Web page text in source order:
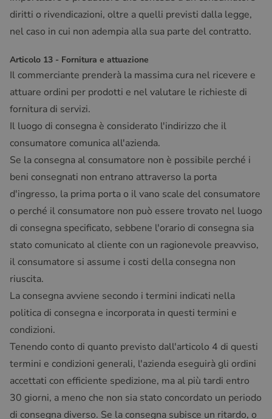
diritti o rivendicazioni, oltre a quelli previsti dalla legge,
nel caso in cui non adempia alla sua parte del contratto.
Articolo 13 - Fornitura e attuazione
Il commerciante prenderà la massima cura nel ricevere e
attuare ordini per prodotti e nel valutare le richieste di
fornitura di servizi.
Il luogo di consegna è considerato l'indirizzo che il
consumatore comunica all'azienda.
Se la consegna al consumatore non è possibile perché i
beni consegnati non entrano attraverso la porta
d'ingresso, la prima porta o il vano scale del consumatore
o perché il consumatore non può essere trovato nel luogo
di consegna specificato, sebbene l'orario di consegna sia
stato comunicato al cliente con un ragionevole preavviso,
il consumatore si assume i costi della consegna non
riuscita.
La consegna avviene secondo i termini indicati nella
politica di consegna e incorporata in questi termini e
condizioni.
Tenendo conto di quanto previsto dall'articolo 4 di questi
termini e condizioni generali, l'azienda eseguirà gli ordini
accettati con efficiente spedizione, ma al più tardi entro
30 giorni, a meno che non sia stato concordato un periodo
di consegna diverso. Se la consegna subisce un ritardo, o